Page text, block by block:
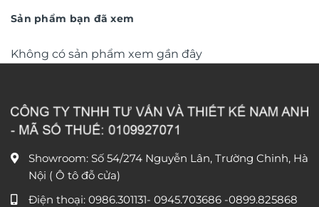
Sản phẩm bạn đã xem
Không có sản phẩm xem gần đây
Showroom: Số 54/274 Nguyễn Lân, Trường Chinh, Hà
Nội ( Ô tô đỗ cửa)
Điện thoại: 0986.301131- 0945.703686 -0899.825868